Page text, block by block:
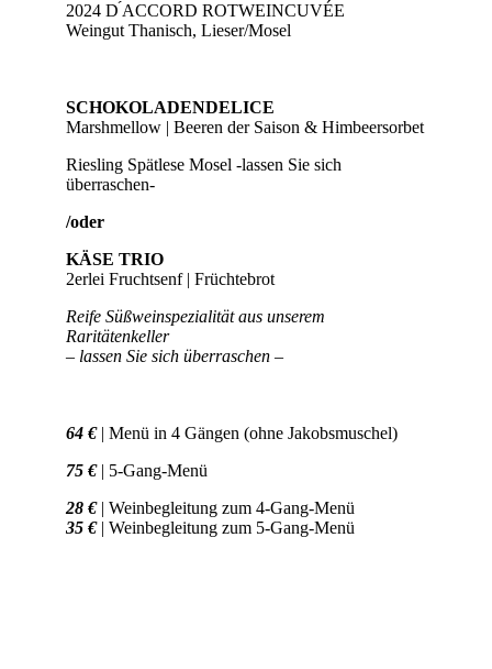
2024 D ́ACCORD ROTWEINCUVÉE
Weingut Thanisch, Lieser/Mosel
SCHOKOLADENDELICE
Marshmellow | Beeren der Saison & Himbeersorbet
Riesling Spätlese Mosel -lassen Sie sich
überraschen-
/oder
KÄSE TRIO
2erlei Fruchtsenf | Früchtebrot
Reife Süßweinspezialität aus unserem
Raritätenkeller
– lassen Sie sich überraschen –
64 €| Menü in 4 Gängen (ohne Jakobsmuschel)
75 €| 5-Gang-Menü
28 €| Weinbegleitung zum 4-Gang-Menü
35 €| Weinbegleitung zum 5-Gang-Menü